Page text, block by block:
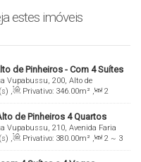
estes imóveis
de Pinheiros - Com 4 Suítes
Vupabussu, 200, Alto de
Paulo, São Paulo, Brasil
, Privativo: 346.00m² ,
2
.00m² , 4 Vaga(s) ,
Útil:
de Pinheiros 4 Quartos
Vupabussu, 210, Avenida Faria
São Paulo, Brasil
, Privativo: 380.00m² ,
2 ~ 3
.00m² , 4 Vaga(s) ,
Útil: